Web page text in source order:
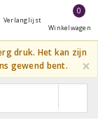
Verlanglijst
0
Winkelwagen
druk. Het kan zijn
gewend bent.
×